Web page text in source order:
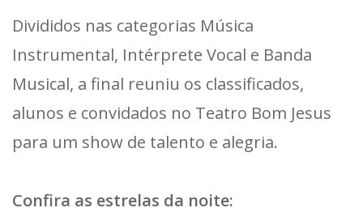
Divididos nas categorias Música
Instrumental, Intérprete Vocal e Banda
Musical, a final reuniu os classificados,
alunos e convidados no Teatro Bom Jesus
para um show de talento e alegria.
Confira as estrelas da noite: